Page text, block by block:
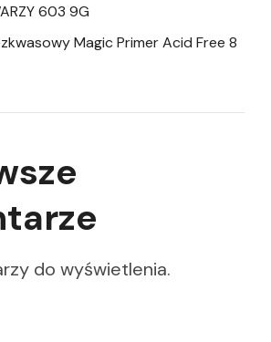
603 9G
Magic Primer Acid Free 8
do wyświetlenia.